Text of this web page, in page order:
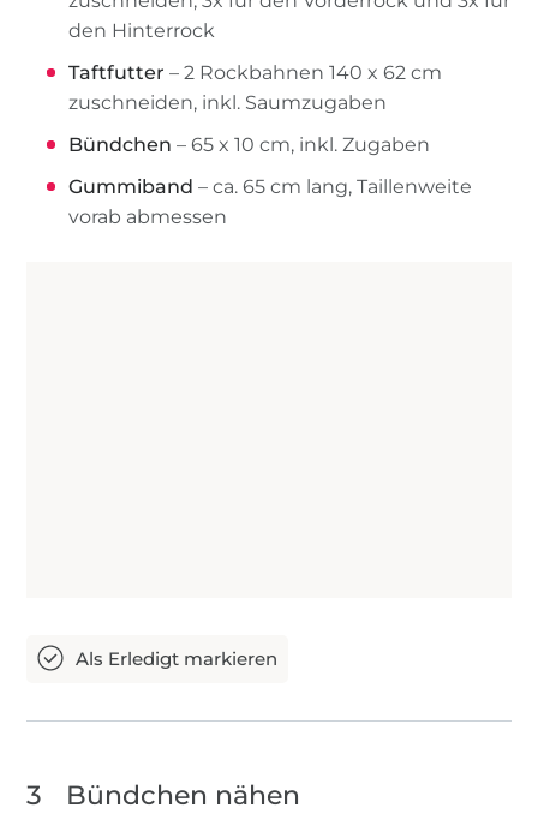
den Hinterrock
Taftfutter – 2 Rockbahnen 140 x 62 cm
zuschneiden, inkl. Saumzugaben
Bündchen – 65 x 10 cm, inkl. Zugaben
Gummiband – ca. 65 cm lang, Taillenweite
vorab abmessen
3 Bündchen nähen